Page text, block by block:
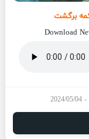
برگشت
Download